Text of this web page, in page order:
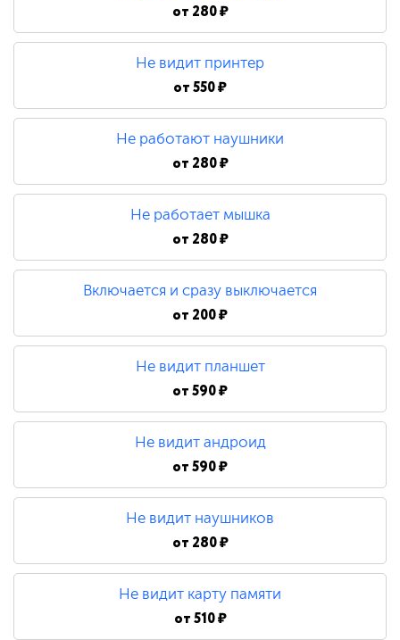
от 280 ₽
Не видит принтер
от550 ₽
Не работают наушники
от 280 ₽
Не работает мышка
от 280 ₽
Включается и сразу выключается
от 200 ₽
Не видит планшет
от590 ₽
Не видит андроид
от590 ₽
Не видит наушников
от 280 ₽
Не видит карту памяти
от510 ₽